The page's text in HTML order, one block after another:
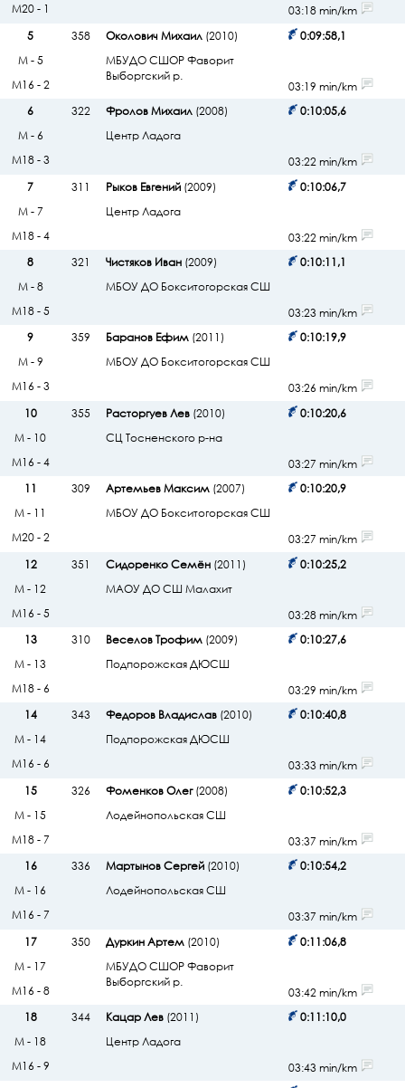
М20 - 1
03:18 min/km
5
358 Околович Михаил(2010)
МБУДО СШОР Фаворит
Выборгский р.
0:09:58,1
М - 5
М16 - 2
03:19 min/km
6
322 Фролов Михаил(2008)
Центр Ладога
0:10:05,6
М - 6
М18 - 3
03:22 min/km
7
311 Рыков Евгений(2009)
Центр Ладога
0:10:06,7
М - 7
М18 - 4
03:22 min/km
8
321 Чистяков Иван(2009)
МБОУ ДО Бокситогорская СШ
0:10:11,1
М - 8
М18 - 5
03:23 min/km
9
359 Баранов Ефим(2011)
МБОУ ДО Бокситогорская СШ
0:10:19,9
М - 9
М16 - 3
03:26 min/km
10
355 Расторгуев Лев(2010)
СЦ Тосненского р-на
0:10:20,6
М - 10
М16 - 4
03:27 min/km
11
309 Артемьев Максим(2007)
МБОУ ДО Бокситогорская СШ
0:10:20,9
М - 11
М20 - 2
03:27 min/km
12
351 Сидоренко Семён(2011)
МАОУ ДО СШ Малахит
0:10:25,2
М - 12
М16 - 5
03:28 min/km
13
310 Веселов Трофим(2009)
Подпорожская ДЮСШ
0:10:27,6
М - 13
М18 - 6
03:29 min/km
14
343 Федоров Владислав(2010)
Подпорожская ДЮСШ
0:10:40,8
М - 14
М16 - 6
03:33 min/km
15
326 Фоменков Олег(2008)
Лодейнопольская СШ
0:10:52,3
М - 15
М18 - 7
03:37 min/km
16
336 Мартынов Сергей(2010)
Лодейнопольская СШ
0:10:54,2
М - 16
М16 - 7
03:37 min/km
17
350 Дуркин Артем(2010)
МБУДО СШОР Фаворит
Выборгский р.
0:11:06,8
М - 17
М16 - 8
03:42 min/km
18
344 Кацар Лев(2011)
Центр Ладога
0:11:10,0
М - 18
М16 - 9
03:43 min/km